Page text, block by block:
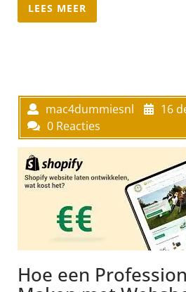
LEES MEER
mac4dummiesnl
16
0 Reacties
Hoe een